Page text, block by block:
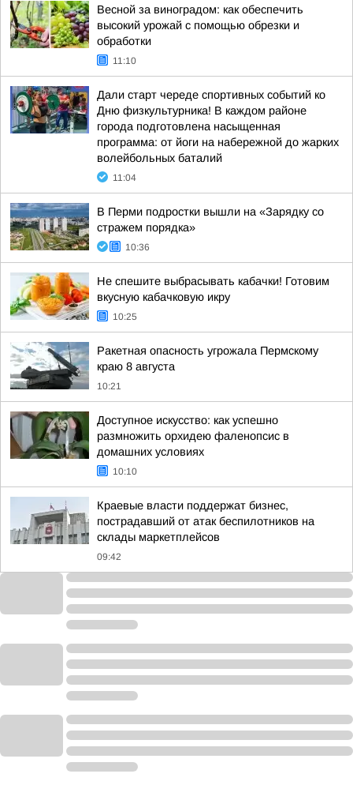
Весной за виноградом: как обеспечить
высокий урожай с помощью обрезки и
обработки
11:10
Дали старт череде спортивных событий ко
Дню физкультурника! В каждом районе
города подготовлена насыщенная
программа: от йоги на набережной до жарких
волейбольных баталий
11:04
В Перми подростки вышли на «Зарядку со
стражем порядка»
10:36
Не спешите выбрасывать кабачки! Готовим
вкусную кабачковую икру
10:25
Ракетная опасность угрожала Пермскому
краю 8 августа
10:21
Доступное искусство: как успешно
размножить орхидею фаленопсис в
домашних условиях
10:10
Краевые власти поддержат бизнес,
пострадавший от атак беспилотников на
склады маркетплейсов
09:42